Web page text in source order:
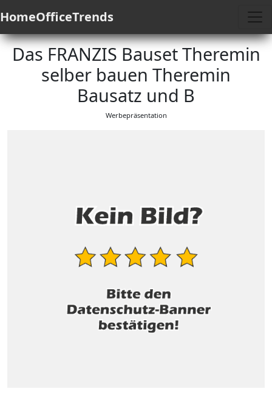
HomeOfficeTrends
Das FRANZIS Bauset Theremin
selber bauen Theremin
Bausatz und B
Werbepräsentation